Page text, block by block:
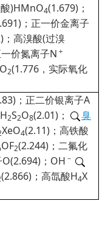
)HMnO4(1.679)；
；正一价金离子
；高溴酸(过溴
价氮离子N ＋
O2(1.776，实际氧化
；正二价银离子A
2S2O8(2.01)；
臭
XeO4(2.11)；高铁酸
2(2.244)；二氟化
；OH －
(2.866)；高氙酸H4X